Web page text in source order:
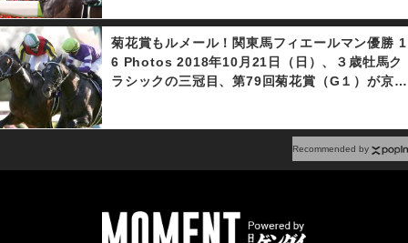
菊花賞もルメール！関東馬フィエールマン優勝 1
6 Photos 2018年10月21日（日）、３歳牡馬ク
ラシックの三冠目、第79回菊花賞（G１）が京都
が、直線先に抜け出したM・デムーロ騎手騎乗の
２番人気エタリオウと最後馬体があう接戦となっ
東馬の制覇は2001年のマンハッタンカフェ以来1
7年ぶりであった。３着は武豊騎手騎乗で10番人
Recommended by